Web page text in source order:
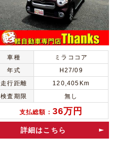
車種
ミラココア
年式
H27/09
走行距離
120,405Km
検査期限
無し
支払総額： 36万円
詳細はこちら